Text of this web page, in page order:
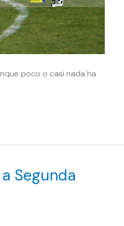
poco o casi nada ha
Segunda